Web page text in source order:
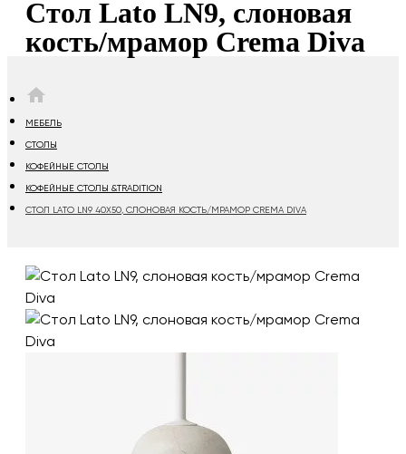
Стол Lato LN9, слоновая
кость/мрамор Crema Diva
МЕБЕЛЬ
СТОЛЫ
КОФЕЙНЫЕ СТОЛЫ
КОФЕЙНЫЕ СТОЛЫ &TRADITION
СТОЛ LATO LN9 40Х50, СЛОНОВАЯ КОСТЬ/МРАМОР CREMA DIVA